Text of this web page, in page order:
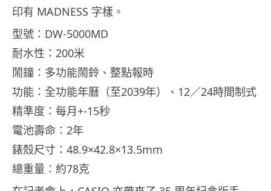
印有 MADNESS 字樣。
型號：DW-5000MD
耐水性：200米
鬧鐘：多功能鬧鈴、整點報時
功能：全功能年曆（至2039年）、12／24時間制式
精準度：每月+-15秒
電池壽命：2年
錶殼尺寸：48.9×42.8×13.5mm
總重量：約78克